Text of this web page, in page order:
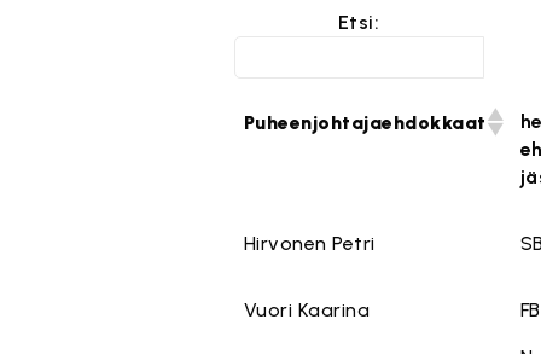
Etsi:
Puheenjohtajaehdokkaat
Hirvonen Petri
Vuori Kaarina